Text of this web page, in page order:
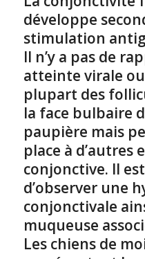
développe
stimulation
Il n’y a pas de
atteinte virale
plupart des
la face bulbaire
paupière mais
place à d’autres
conjonctive. Il
d’observer une
conjonctivale
muqueuse
Les chiens de